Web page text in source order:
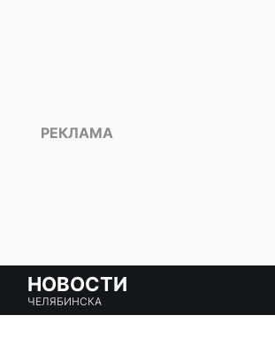
НОВОСТИ
ЧЕЛЯБИНСКА